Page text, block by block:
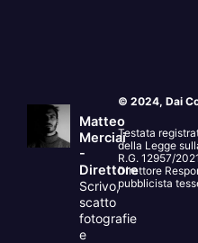
Matteo
Merciai
-
Direttore
Scrivo,
scatto
fotografie
e
© 2024, Dai
Testata
della Legge
R.G. 12957/
Direttore
pubblicista